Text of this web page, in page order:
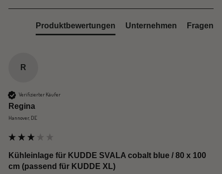
Produktbewertungen Unternehmen Fragen
R
Verifizierter Käufer
Regina
Hannover, DE
Kühleinlage für KUDDE SVALA cobalt blue / 80 x 100
cm (passend für KUDDE XL)